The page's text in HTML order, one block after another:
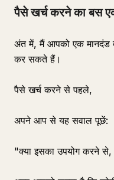
पैसे खर्च करने का बस
अंत में, मैं आपको एक
कर सकते हैं।
पैसे खर्च करने से पहले,
अपने आप से यह सवाल पूछें:
"क्या इसका उपयोग करने